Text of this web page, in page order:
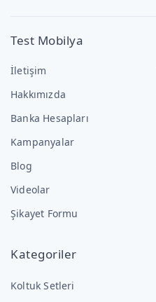
Test Mobilya
İletişim
Hakkımızda
Banka Hesapları
Kampanyalar
Blog
Videolar
Şikayet Formu
Kategoriler
Koltuk Setleri